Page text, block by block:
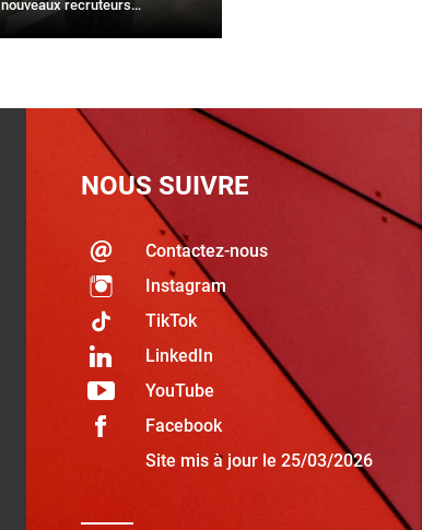
nouveaux recruteurs…
NOUS SUIVRE
Contactez-nous
Instagram
TikTok
LinkedIn
YouTube
Facebook
Site mis à jour le 25/03/2026